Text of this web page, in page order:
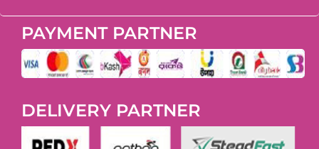
PAYMENT PARTNER
DELIVERY PARTNER